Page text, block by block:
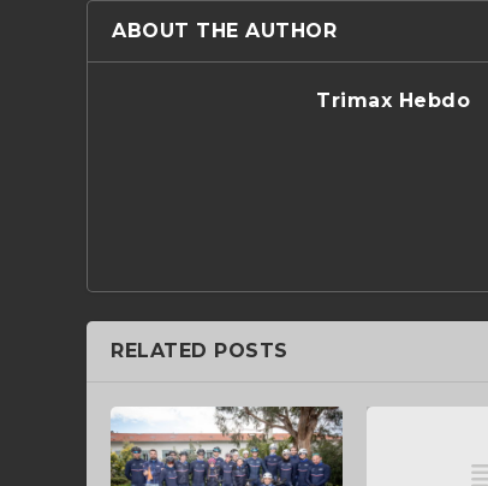
ABOUT THE AUTHOR
Trimax Hebdo
RELATED POSTS